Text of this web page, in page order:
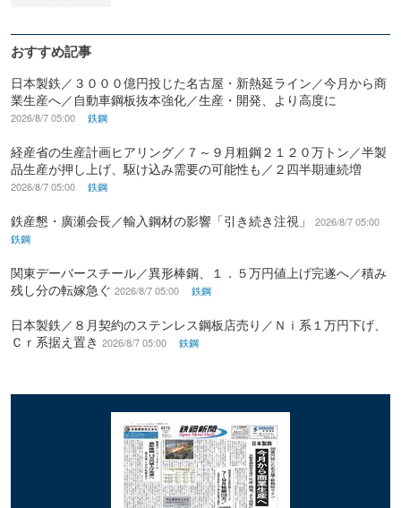
おすすめ記事
日本製鉄／３０００億円投じた名古屋・新熱延ライン／今月から商
業生産へ／自動車鋼板抜本強化／生産・開発、より高度に
2026/8/7 05:00 鉄鋼
経産省の生産計画ヒアリング／７～９月粗鋼２１２０万トン／半製
品生産が押し上げ、駆け込み需要の可能性も／２四半期連続増
2026/8/7 05:00 鉄鋼
鉄産懇・廣瀬会長／輸入鋼材の影響「引き続き注視」
2026/8/7 05:00
鉄鋼
関東デーバースチール／異形棒鋼、１．５万円値上げ完遂へ／積み
残し分の転嫁急ぐ 2026/8/7 05:00 鉄鋼
日本製鉄／８月契約のステンレス鋼板店売り／Ｎｉ系１万円下げ、
Ｃｒ系据え置き 2026/8/7 05:00 鉄鋼